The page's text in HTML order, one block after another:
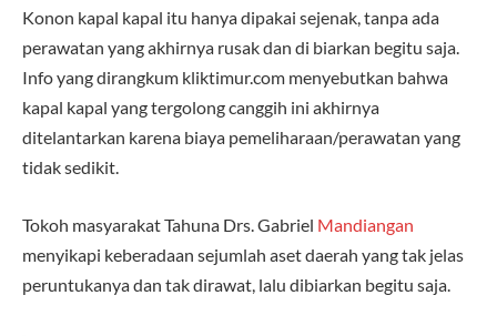
Konon kapal kapal itu hanya dipakai sejenak, tanpa ada
perawatan yang akhirnya rusak dan di biarkan begitu saja.
Info yang dirangkum kliktimur.com menyebutkan bahwa
kapal kapal yang tergolong canggih ini akhirnya
ditelantarkan karena biaya pemeliharaan/perawatan yang
tidak sedikit.
Tokoh masyarakat Tahuna Drs. Gabriel Mandiangan
menyikapi keberadaan sejumlah aset daerah yang tak jelas
peruntukanya dan tak dirawat, lalu dibiarkan begitu saja.